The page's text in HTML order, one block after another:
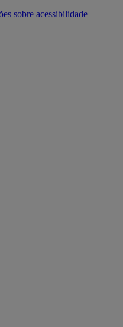
sobre acessibilidade